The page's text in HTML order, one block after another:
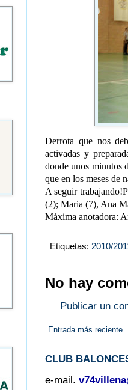
Derrota que nos
activadas y
donde unos minutos
que en los meses de
A seguir
(2); Maria (7), Ana
Máxima anotadora:
Etiquetas: 2010/
No hay
Publicar un
Entrada más reciente
CLUB
e-mail.